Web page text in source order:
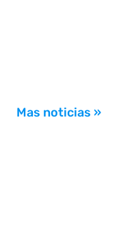
Mas noticias »